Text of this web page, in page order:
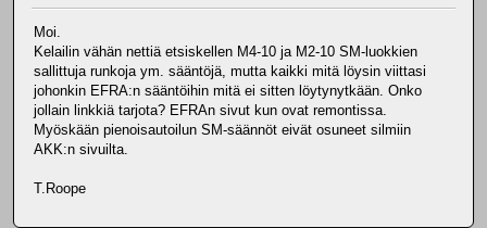
Moi.
Kelailin vähän nettiä etsiskellen M4-10 ja M2-10 SM-luokkien
sallittuja runkoja ym. sääntöjä, mutta kaikki mitä löysin viittasi
johonkin EFRA:n sääntöihin mitä ei sitten löytynytkään. Onko
jollain linkkiä tarjota? EFRAn sivut kun ovat remontissa.
Myöskään pienoisautoilun SM-säännöt eivät osuneet silmiin
AKK:n sivuilta.
T.Roope